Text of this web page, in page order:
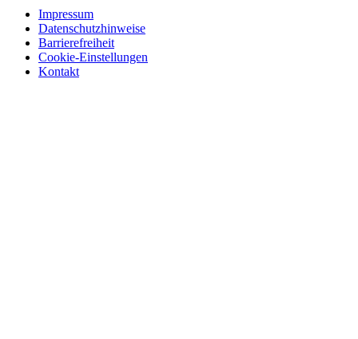
Impressum
Datenschutzhinweise
Barrierefreiheit
Cookie-Einstellungen
Kontakt